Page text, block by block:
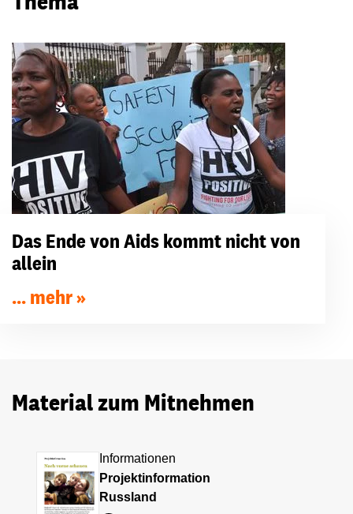
Das Ende von Aids kommt nicht von
allein
... mehr
Material zum Mitnehmen
Informationen
Projektinformation
Russland